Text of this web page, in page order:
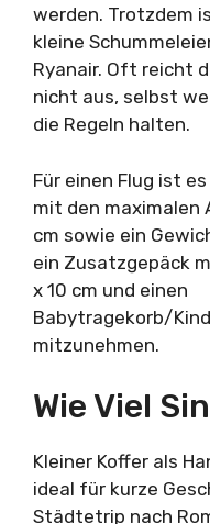
werden. Trotzdem
kleine
Ryanair. Oft reicht
nicht aus, selbst
die Regeln halten.
Für einen Flug ist
mit den maximalen
cm sowie ein
ein Zusatzgepäck
x 10 cm und einen
Babytragekorb/
mitzunehmen.
Wie Viel
Kleiner Koffer als
ideal für kurze
Städtetrip nach